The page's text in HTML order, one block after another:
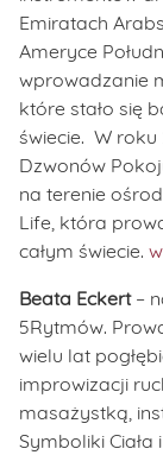
Emiratach
Ameryce
wprowadzanie
które stało się
świecie. W
Dzwonów
na terenie
Life, która
całym świecie.
Beata Eckert–
5Rytmów.
wielu lat
improwizacji
masażystką,
Symboliki